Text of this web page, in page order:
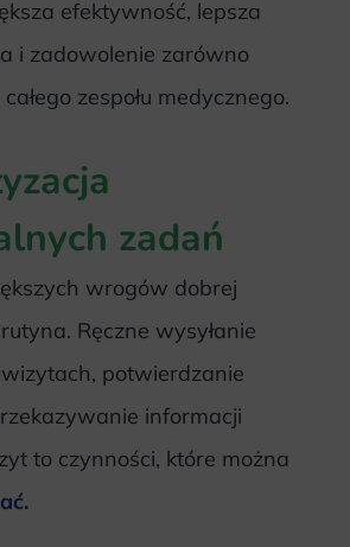
efektywność, lepsza
i zadowolenie zarówno
zespołu medycznego.
zadań
wrogów dobrej
Ręczne wysyłanie
potwierdzanie
informacji
to czynności, które można